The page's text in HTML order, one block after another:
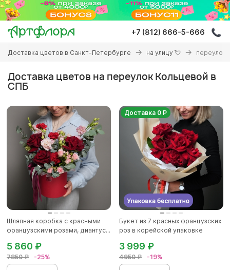
Перейти
основному
содержанию
+7 (812) 666-5-666
Вы
здесь
Доставка цветов в Санкт-Петербурге на улицу 💘 переулок
Доставка цветов на переулок Кольцевой в
СПБ
Шляпная коробка с красными
французскими розами, диантус...
7850 ₽ -25%
5 860 ₽
Доставка 0 Р
Букет из 7 красных французских
роз в корейской упаковке
4950 ₽ -19%
3 999 ₽